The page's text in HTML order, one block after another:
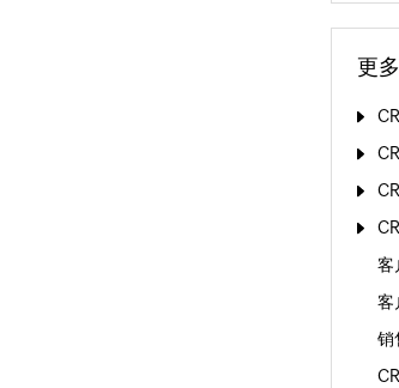
更
客
客
销